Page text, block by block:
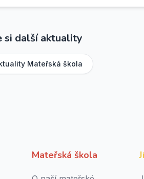
si další aktuality
Mateřská škola
Mateřská škola